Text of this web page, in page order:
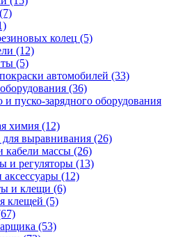
(7)
колец (5)
(12)
(5)
автомобилей (33)
(36)
и пуско-зарядного оборудования
химия (12)
для выравнивания (26)
массы (26)
и регуляторы (13)
(12)
и клещи (6)
клещей (5)
(53)